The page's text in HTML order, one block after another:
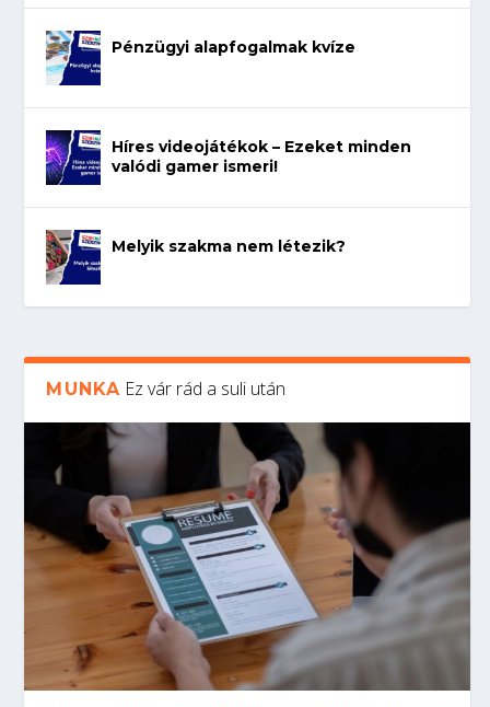
Pénzügyi alapfogalmak kvíze
Híres videojátékok – Ezeket minden
valódi gamer ismeri!
Melyik szakma nem létezik?
MUNKA Ez vár rád a suli után